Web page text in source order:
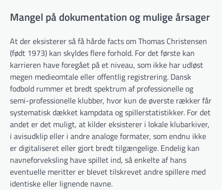
Mangel på dokumentation og mulige årsager
At der eksisterer så få hårde facts om Thomas Christensen
(født 1973) kan skyldes flere forhold. For det første kan
karrieren have foregået på et niveau, som ikke har udløst
megen medieomtale eller offentlig registrering. Dansk
fodbold rummer et bredt spektrum af professionelle og
semi-professionelle klubber, hvor kun de øverste rækker får
systematisk dækket kampdata og spillerstatistikker. For det
andet er det muligt, at kilder eksisterer i lokale klubarkiver,
i avisudklip eller i andre analoge formater, som endnu ikke
er digitaliseret eller gjort bredt tilgængelige. Endelig kan
navneforveksling have spillet ind, så enkelte af hans
eventuelle meritter er blevet tilskrevet andre spillere med
identiske eller lignende navne.